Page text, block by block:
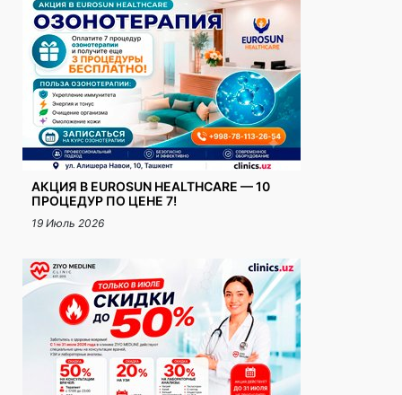
АКЦИЯ В EUROSUN HEALTHCARE — 10
ПРОЦЕДУР ПО ЦЕНЕ 7!
19 Июль 2026